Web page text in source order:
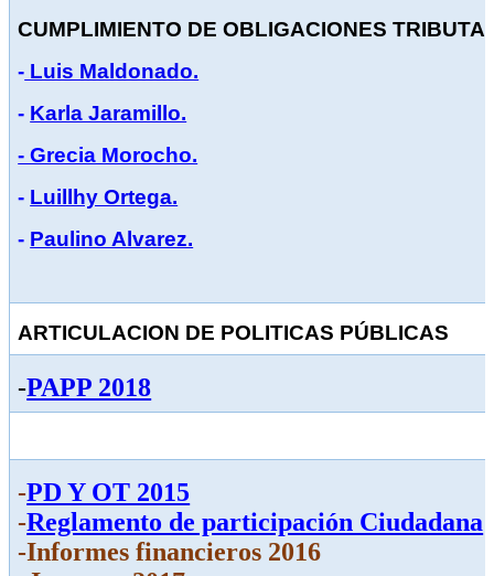
CUMPLIMIENTO DE OBLIGACIONES
- Luis Maldonado.
- Karla Jaramillo.
- Grecia Morocho.
- Luillhy Ortega.
- Paulino Alvarez.
ARTICULACION DE POLITICAS PÚBLICAS
-PAPP 2018
-PD Y OT 2015
-Reglamento de participación Ciudadana
-Informes financieros 2016